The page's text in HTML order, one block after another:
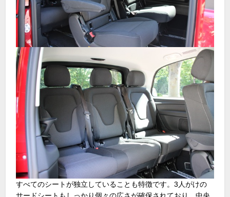
すべてのシートが独立していることも特徴です。3人がけの